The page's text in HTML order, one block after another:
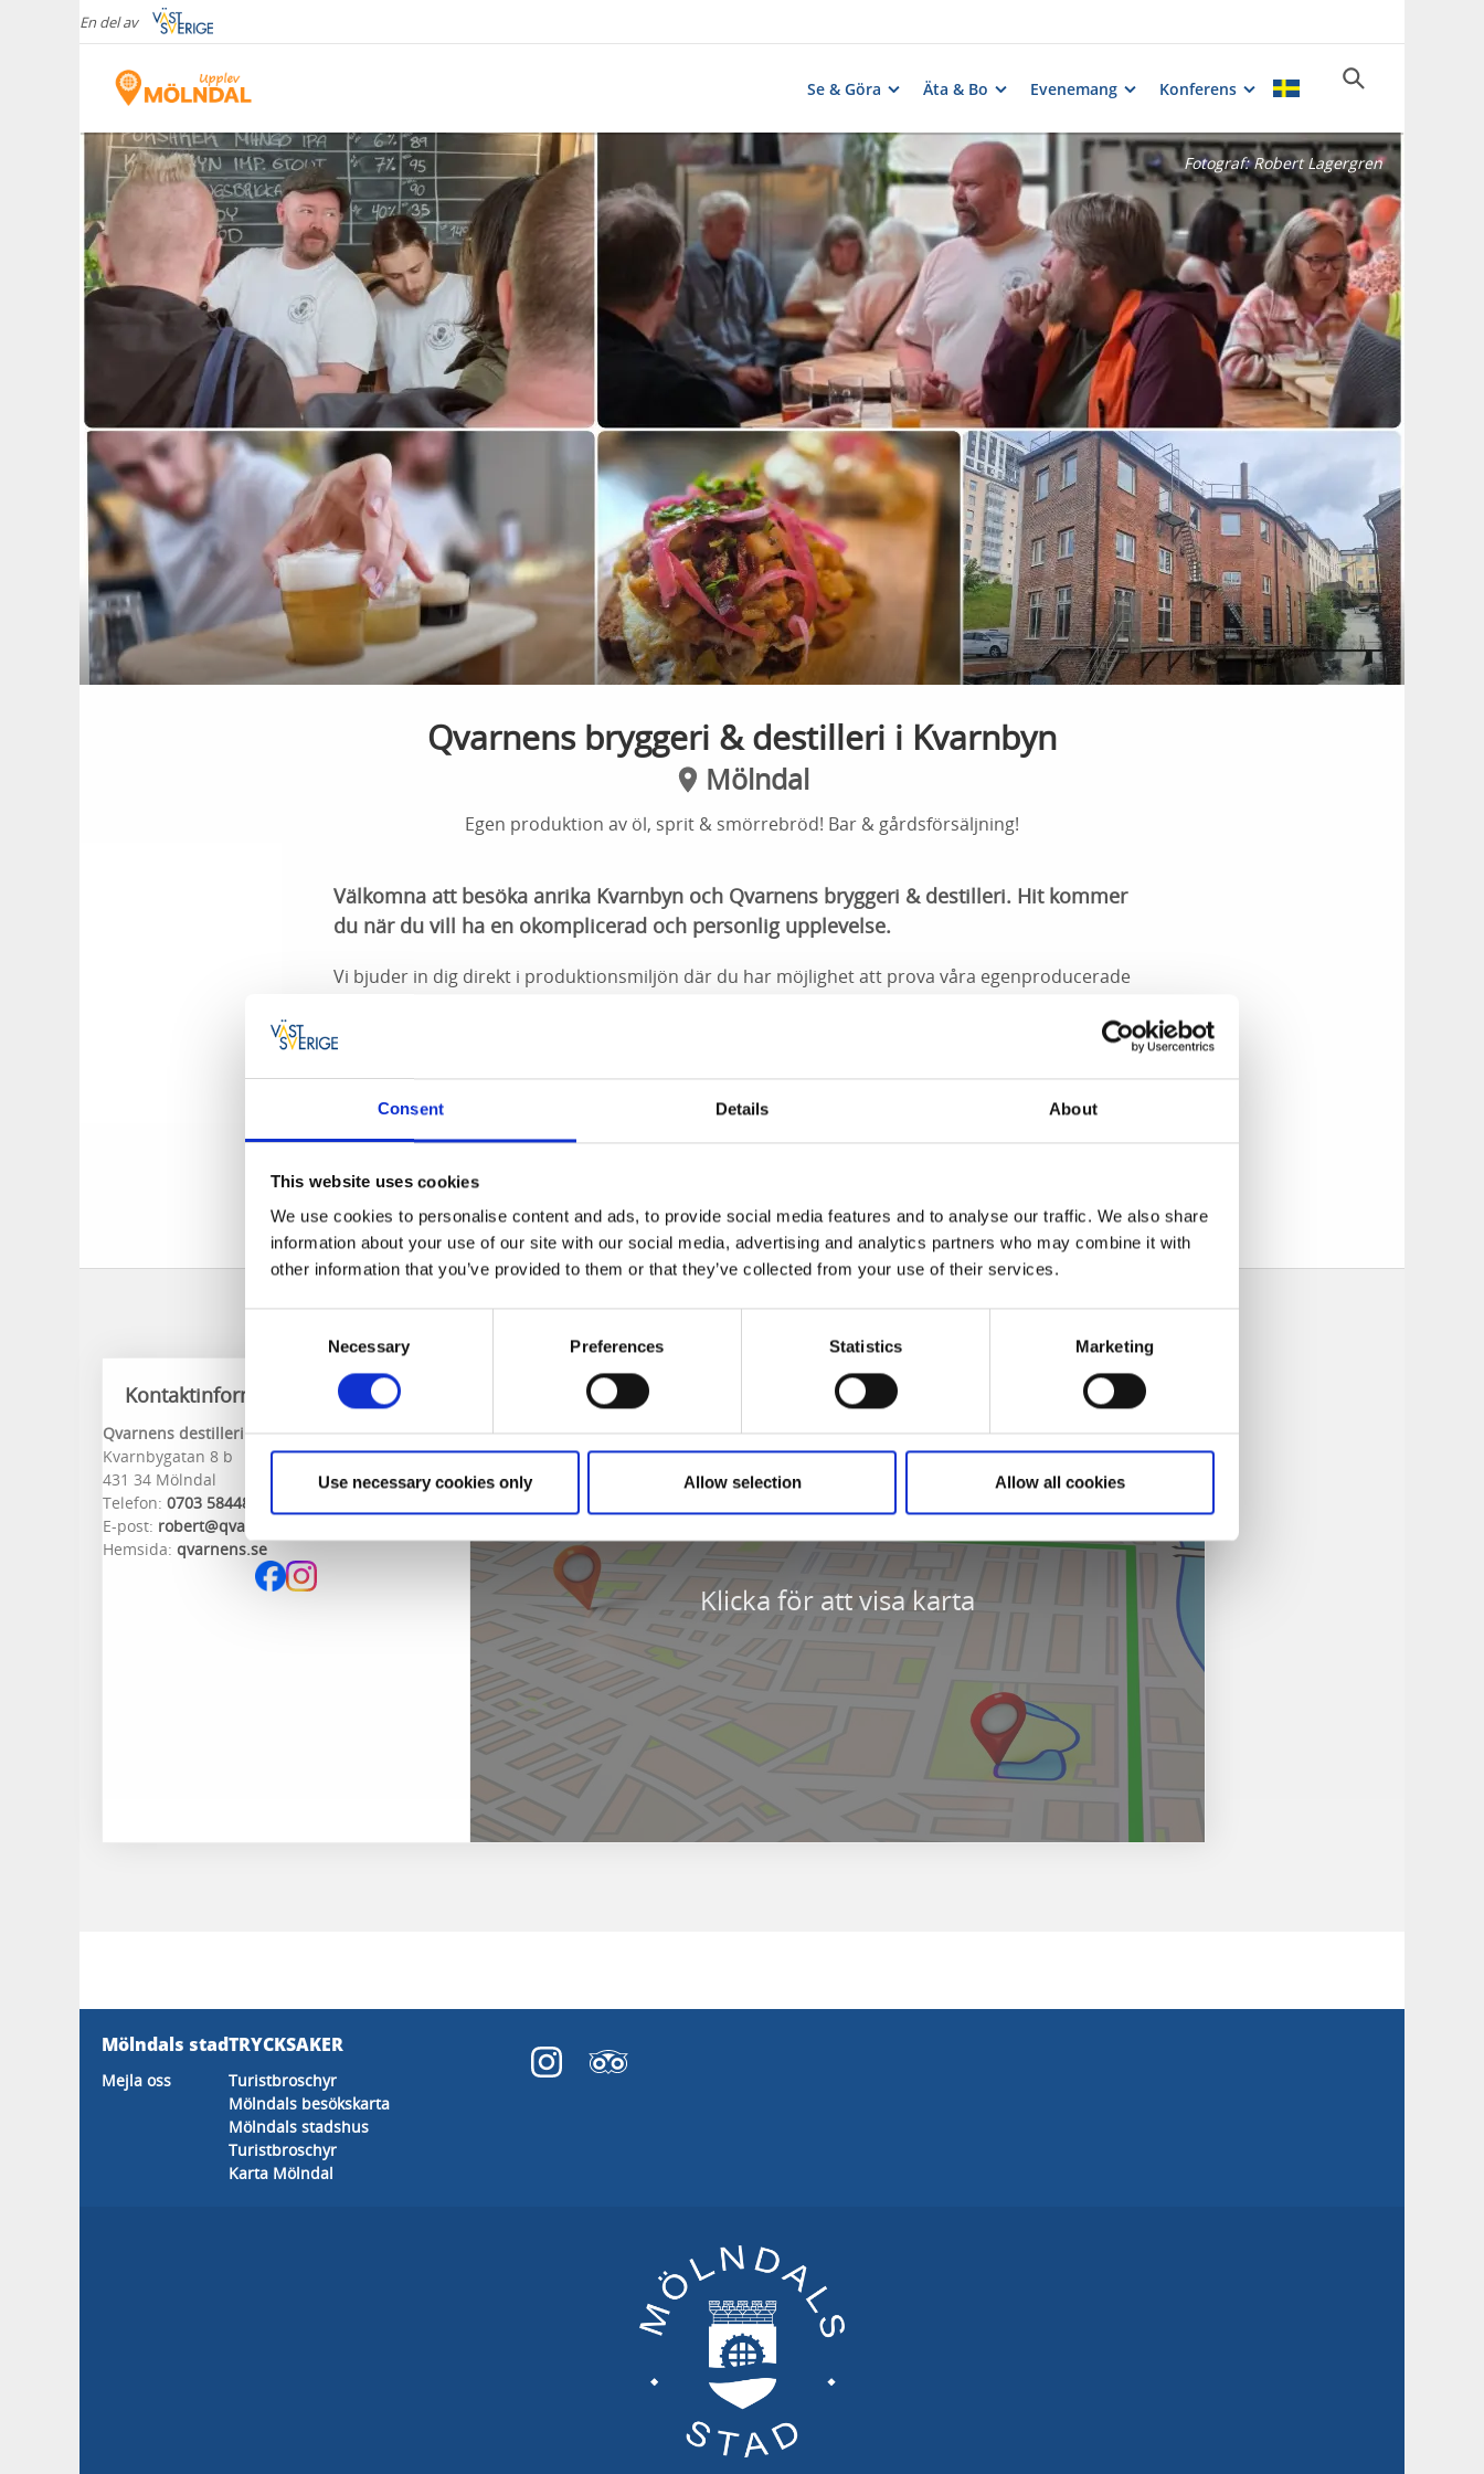
Consent Details About
This website uses cookies
We use cookies to personalise content and ads, to provide social media features and to analyse our traffic. We also share
information about your use of our site with our social media, advertising and analytics partners who may combine it with
other information that you’ve provided to them or that they’ve collected from your use of their services.
Necessary Preferences Statistics Marketing
Use necessary cookies only Allow selection Allow all cookies
En del av
Se & Göra Äta & Bo Evenemang Konferens
Fotograf:Robert Lagergren
Qvarnens bryggeri & destilleri i Kvarnbyn
Mölndal
Egen produktion av öl, sprit & smörrebröd! Bar & gårdsförsäljning!
Välkomna att besöka anrika Kvarnbyn och Qvarnens bryggeri & destilleri. Hit kommer
du när du vill ha en okomplicerad och personlig upplevelse.
Vi bjuder in dig direkt i produktionsmiljön där du har möjlighet att prova våra egenproducerade
gårdsförsäljning hos oss.
Välkommen!
Öppetttider:
Vardagar: Öppet vid bokning av minst 8 personer
Lördagar från kl.15 till sent
Kontaktinformation
Qvarnens destilleri & bryggeri
Kvarnbygatan 8 b
431 34 Mölndal
Telefon: 0703 584480
E-post: robert@qvarnens.se
Hemsida: qvarnens.se
Klicka för att visa karta
Mölndals stad
Mejla oss
TRYCKSAKER
Turistbroschyr
Mölndals besökskarta
Mölndals stadshus
Turistbroschyr
Karta Mölndal